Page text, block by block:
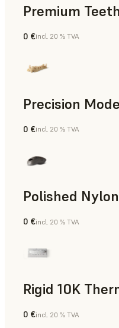
Dentaire
0 €incl. 20 % TVA
Dentaire
0 €incl. 20 % TVA
Polished
Poudre SLS
0 €incl. 20 % TVA
Ingénierie
0 €incl. 20 % TVA